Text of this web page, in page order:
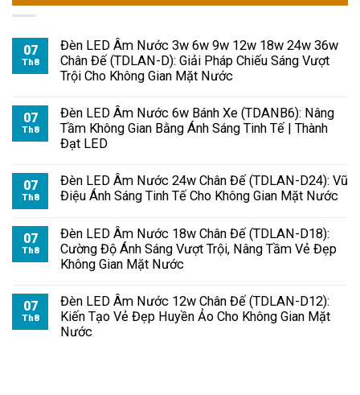
07
Th8
Đèn LED Âm Nước 3w 6w 9w 12w 18w 24w 36w
Chân Đế (TDLAN-D): Giải Pháp Chiếu Sáng Vượt
Trội Cho Không Gian Mặt Nước
07
Th8
Đèn LED Âm Nước 6w Bánh Xe (TDANB6): Nâng
Tầm Không Gian Bằng Ánh Sáng Tinh Tế | Thành
Đạt LED
07
Th8
Đèn LED Âm Nước 24w Chân Đế (TDLAN-D24): Vũ
Điệu Ánh Sáng Tinh Tế Cho Không Gian Mặt Nước
07
Th8
Đèn LED Âm Nước 18w Chân Đế (TDLAN-D18):
Cường Độ Ánh Sáng Vượt Trội, Nâng Tầm Vẻ Đẹp
Không Gian Mặt Nước
07
Th8
Đèn LED Âm Nước 12w Chân Đế (TDLAN-D12):
Kiến Tạo Vẻ Đẹp Huyền Ảo Cho Không Gian Mặt
Nước